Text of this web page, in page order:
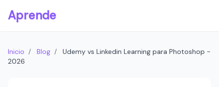
Aprende
Inicio / Blog /
Udemy vs Linkedin Learning para Photoshop -
2026